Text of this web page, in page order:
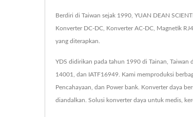
Berdiri di Taiwan sejak 1990, YUAN DEAN
Konverter DC-DC, Konverter AC-DC, Magnetik
yang diterapkan.
YDS didirikan pada tahun 1990 di Tainan,
14001, dan IATF16949. Kami memproduksi
Pencahayaan, dan Power bank. Konverter daya
diandalkan. Solusi konverter daya untuk medis,